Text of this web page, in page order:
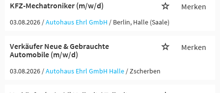
KFZ-Mechatroniker (m/w/d) Merken
03.08.2026 /Autohaus Ehrl GmbH / Berlin, Halle (Saale)
Verkäufer Neue & Gebrauchte
Automobile (m/w/d)
Merken
03.08.2026 /Autohaus Ehrl GmbH Halle / Zscherben